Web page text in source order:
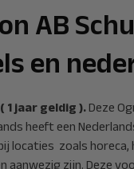
AB
en
1 jaar geldig ). Deze
heeft een
locaties zoals horeca,
aanwezig zijn. Deze